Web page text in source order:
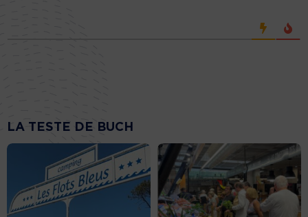
LA TESTE DE BUCH